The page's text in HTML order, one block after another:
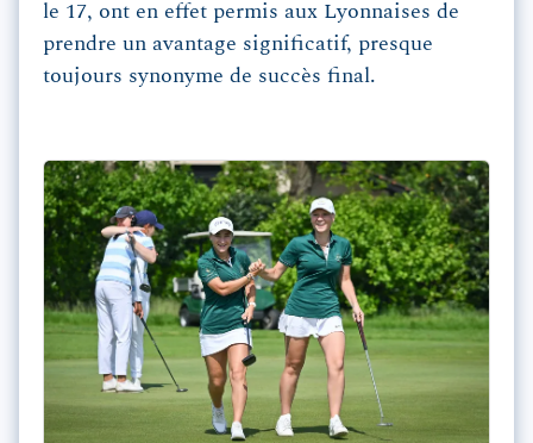
le 17, ont en effet permis aux Lyonnaises de
prendre un avantage significatif, presque
toujours synonyme de succès final.